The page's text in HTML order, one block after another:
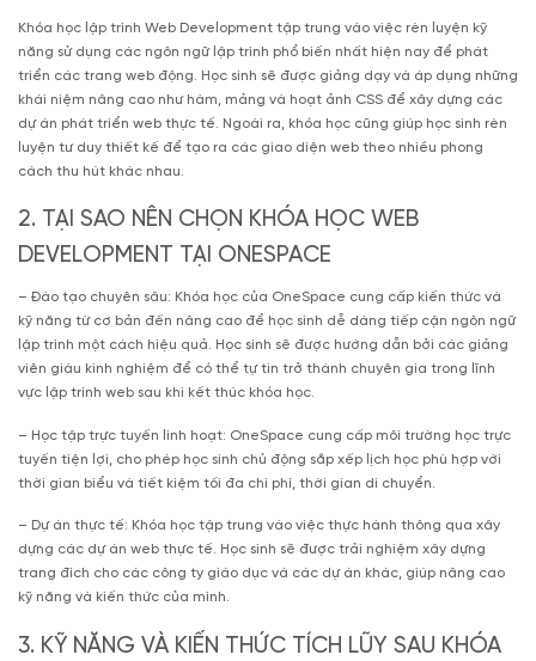
Khóa học lập trình Web Development tập trung vào việc rèn luyện kỹ
năng sử dụng các ngôn ngữ lập trình phổ biến nhất hiện nay để phát
triển các trang web động. Học sinh sẽ được giảng dạy và áp dụng những
khái niệm nâng cao như hàm, mảng và hoạt ảnh CSS để xây dựng các
dự án phát triển web thực tế. Ngoài ra, khóa học cũng giúp học sinh rèn
luyện tư duy thiết kế để tạo ra các giao diện web theo nhiều phong
cách thu hút khác nhau.
2. TẠI SAO NÊN CHỌN KHÓA HỌC WEB
DEVELOPMENT TẠI ONESPACE
– Đào tạo chuyên sâu: Khóa học của OneSpace cung cấp kiến thức và
kỹ năng từ cơ bản đến nâng cao để học sinh dễ dàng tiếp cận ngôn ngữ
lập trình một cách hiệu quả. Học sinh sẽ được hướng dẫn bởi các giảng
viên giàu kinh nghiệm để có thể tự tin trở thành chuyên gia trong lĩnh
vực lập trình web sau khi kết thúc khóa học.
– Học tập trực tuyến linh hoạt: OneSpace cung cấp môi trường học trực
tuyến tiện lợi, cho phép học sinh chủ động sắp xếp lịch học phù hợp với
thời gian biểu và tiết kiệm tối đa chi phí, thời gian di chuyển.
– Dự án thực tế: Khóa học tập trung vào việc thực hành thông qua xây
dựng các dự án web thực tế. Học sinh sẽ được trải nghiệm xây dựng
trang đích cho các công ty giáo dục và các dự án khác, giúp nâng cao
kỹ năng và kiến thức của mình.
3. KỸ NĂNG VÀ KIẾN THỨC TÍCH LŨY SAU KHÓA